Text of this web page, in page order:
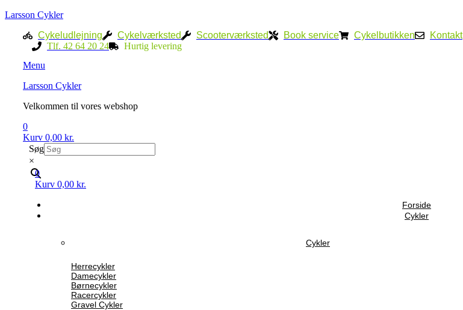
Larsson Cykler
Cykeludlejning
Cykelværksted Scooterværksted Book service Cykelbutikken
Kontakt
Tlf. 42 64 20 24
Hurtig levering
Menu
Larsson Cykler
Velkommen til vores webshop
0
Kurv 0,00 kr.
Søg
×
0
Kurv 0,00 kr.
Forside
Cykler
Cykler
Herrecykler
Damecykler
Børnecykler
Racercykler
Gravel Cykler